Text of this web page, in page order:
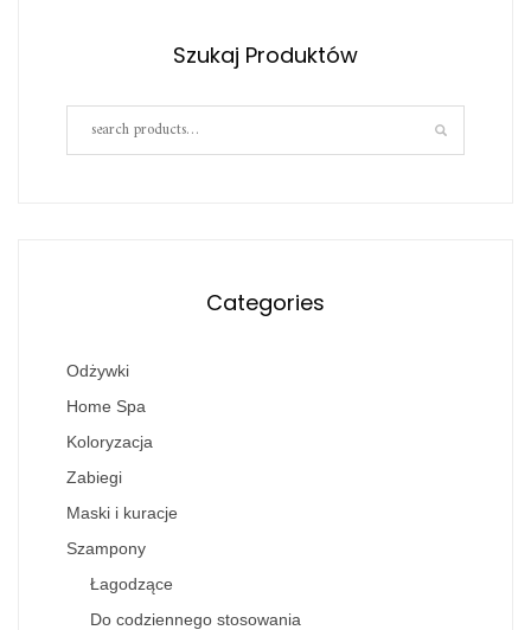
Szukaj Produktów
Categories
Odżywki
Home Spa
Koloryzacja
Zabiegi
Maski i kuracje
Szampony
Łagodzące
Do codziennego stosowania